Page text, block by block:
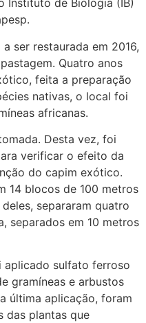
Instituto de Biologia (IB)
ser restaurada em 2016,
Quatro anos
feita a preparação
nativas, o local foi
africanas.
Desta vez, foi
verificar o efeito da
do capim exótico.
14 blocos de 100 metros
separaram quatro
separados em 10 metros
aplicado sulfato ferroso
gramíneas e arbustos
última aplicação, foram
das plantas que